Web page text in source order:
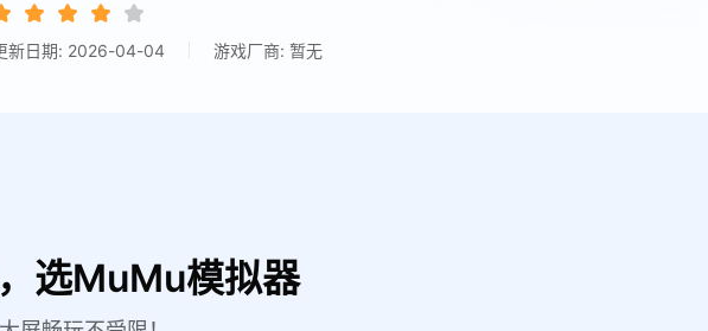
新日期: 2026-04-04 游戏厂商: 暂无
选MuMu模拟器